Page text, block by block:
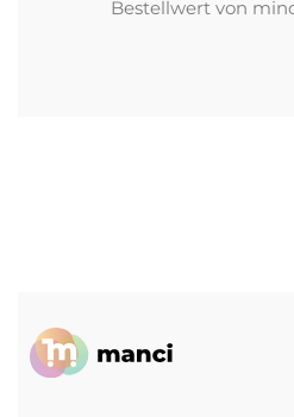
Bestellwert von